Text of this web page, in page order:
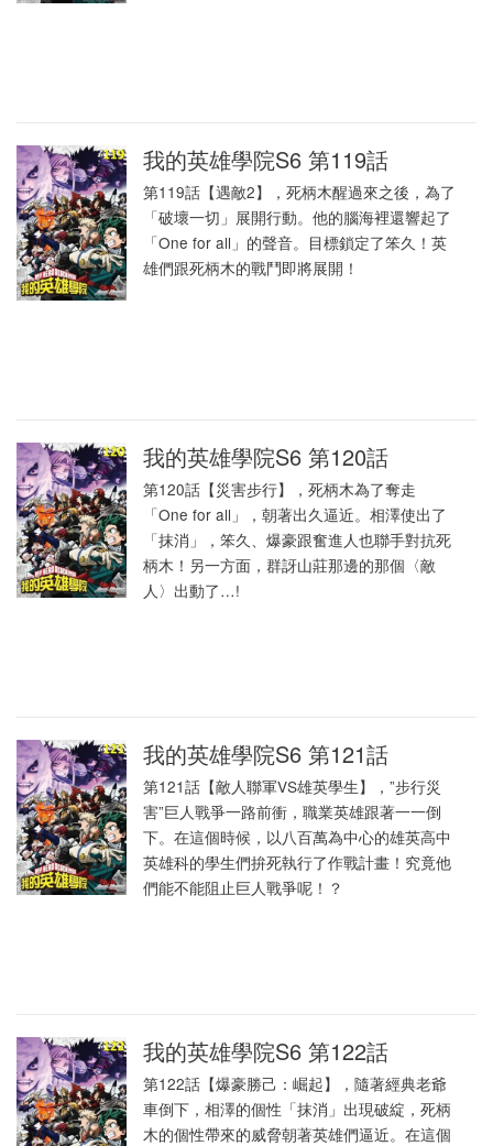
我的英雄學院S6 第119話
第119話【遇敵2】，死柄木醒過來之後，為了
「破壞一切」展開行動。他的腦海裡還響起了
「One for all」的聲音。目標鎖定了笨久！英
雄們跟死柄木的戰鬥即將展開！
我的英雄學院S6 第120話
第120話【災害步行】，死柄木為了奪走
「One for all」，朝著出久逼近。相澤使出了
「抹消」，笨久、爆豪跟奮進人也聯手對抗死
柄木！另一方面，群訝山莊那邊的那個〈敵
人〉出動了…!
我的英雄學院S6 第121話
第121話【敵人聯軍VS雄英學生】，”步行災
害”巨人戰爭一路前衝，職業英雄跟著一一倒
下。在這個時候，以八百萬為中心的雄英高中
英雄科的學生們拚死執行了作戰計畫！究竟他
們能不能阻止巨人戰爭呢！？
我的英雄學院S6 第122話
第122話【爆豪勝己：崛起】，隨著經典老爺
車倒下，相澤的個性「抹消」出現破綻，死柄
木的個性帶來的威脅朝著英雄們逼近。在這個